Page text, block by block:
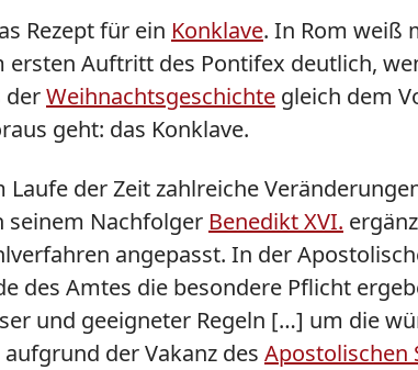
Rezept für ein Konklave. In Rom weiß
ersten Auftritt des Pontifex deutlich,
derWeihnachtsgeschichte gleich dem
geht: das Konklave.
der Zeit zahlreiche
seinem Nachfolger Benedikt XVI.
angepasst. In der
des Amtes die besondere Pflicht
und geeigneter Regeln […] um die
der Vakanz des Apostolischen